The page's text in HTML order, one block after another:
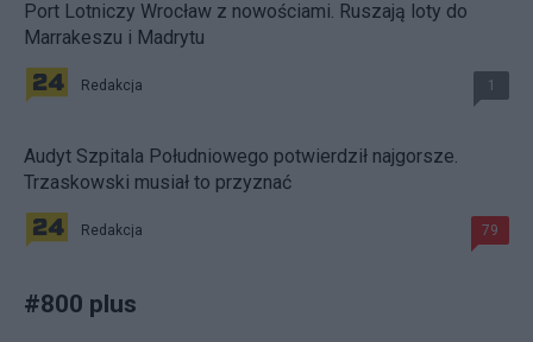
Port Lotniczy Wrocław z nowościami. Ruszają loty do
Marrakeszu i Madrytu
Redakcja 1
Audyt Szpitala Południowego potwierdził najgorsze.
Trzaskowski musiał to przyznać
Redakcja 79
#800 plus